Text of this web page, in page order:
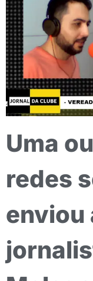
Uma
redes
enviou